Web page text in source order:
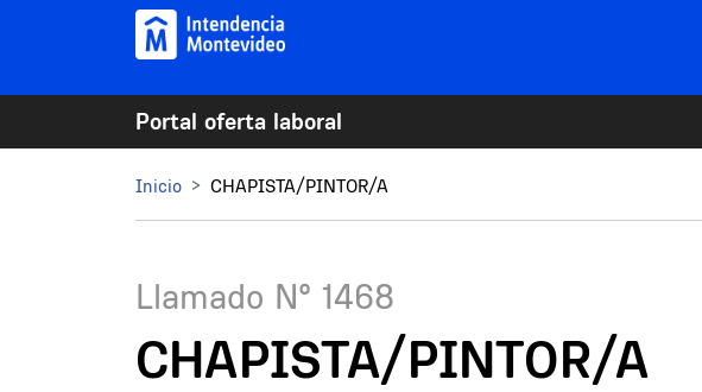
Pasar al contenido principal
Portal oferta laboral
Mi Montevideo
Inicio CHAPISTA/PINTOR/A
Llamado N° 1468
CHAPISTA/PINTOR/A